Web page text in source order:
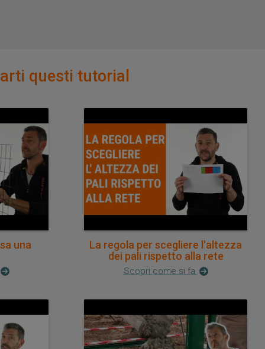
questi tutorial
una
La regola per scegliere l'altezza
dei pali rispetto alla rete
Scopri come si fa